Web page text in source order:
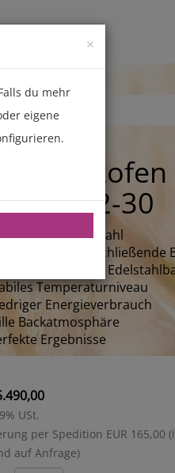
Backofen
DH2-30
aus Edelstahl
dampfdicht schließende
fest integrierter
Temperaturniveau
Energieverbrauch
Backatmosphäre
Ergebnisse
USt.
per Spedition EUR 165,00
auf Anfrage)
×
du mehr
eigene